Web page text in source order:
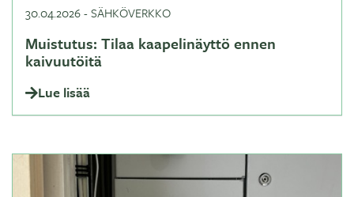
30.04.2026-SÄHKÖVERKKO
Muistutus: Tilaa kaapelinäyttö ennen
kaivuutöitä
Lue lisää